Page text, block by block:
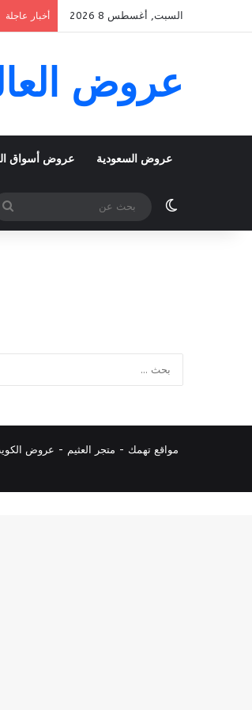
السبت, أغسطس 8 2026 أخبار عاجلة
عروض
عروض السعودية عروض أسواق
الوضع المظلم
مواقع تهمك - متجر العثيم - عروض